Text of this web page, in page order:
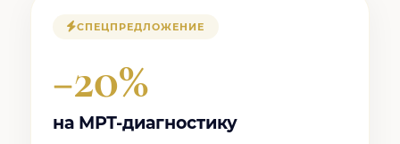
СПЕЦПРЕДЛОЖЕНИЕ
−20%
на МРТ-диагностику